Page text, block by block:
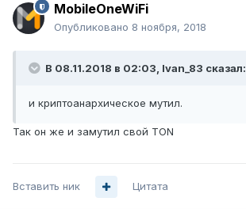
MobileOneWiFi
Опубликовано 8 ноября, 2018
В 08.11.2018 в 02:03, Ivan_83 сказал:
и криптоанархическое мутил.
Так он же и замутил свой TON
Вставить ник Цитата